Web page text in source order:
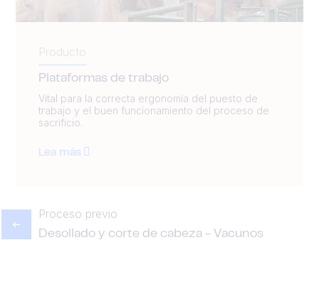
Producto
Plataformas de trabajo
Vital para la correcta ergonomía del puesto de
trabajo y el buen funcionamiento del proceso de
sacrificio.
Lea más
Proceso previo
Desollado y corte de cabeza - Vacunos